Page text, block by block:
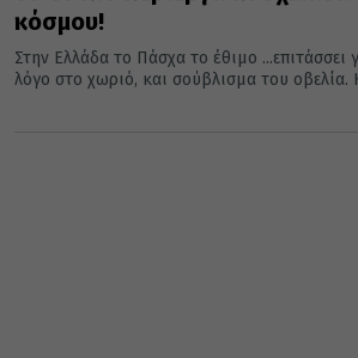
κόσμου!
Στην Ελλάδα το Πάσχα το έθιμο ...επιτάσσει
λόγο στο χωριό, και σούβλισμα του οβελία.